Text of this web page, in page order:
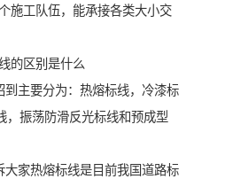
施工队伍，能承接各类大小交
的区别是什么
到主要分为：热熔标线，冷漆标
，振荡防滑反光标线和预成型
大家热熔标线是目前我国道路标